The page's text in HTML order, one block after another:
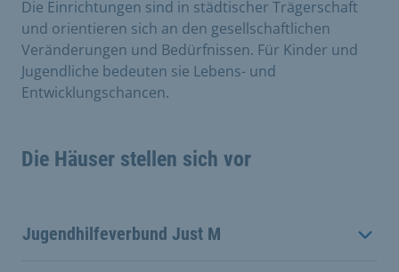
Die Einrichtungen sind in städtischer Trägerschaft
und orientieren sich an den gesellschaftlichen
Veränderungen und Bedürfnissen. Für Kinder und
Jugendliche bedeuten sie Lebens- und
Entwicklungschancen.
Die Häuser stellen sich vor
Jugendhilfeverbund Just M